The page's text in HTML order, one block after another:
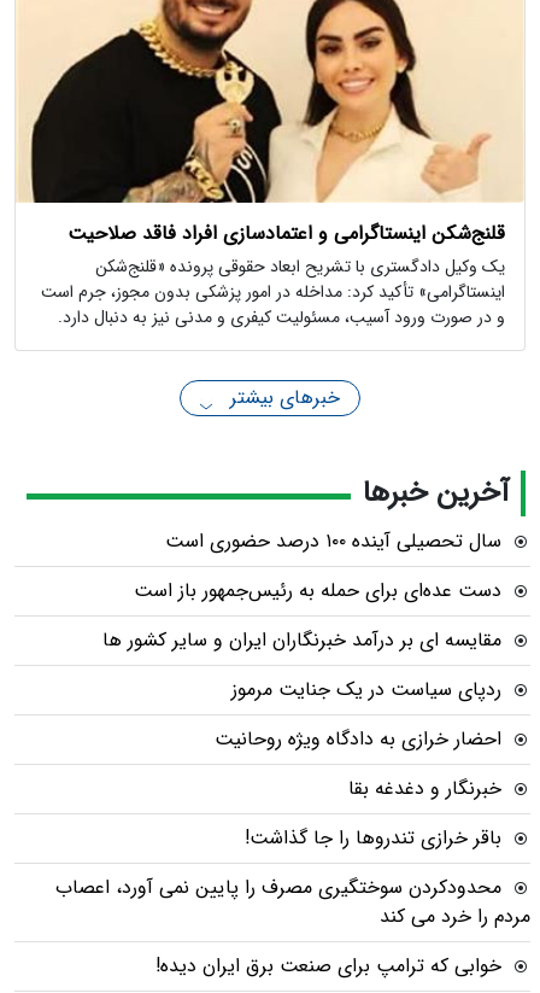
قلنج‌شکن اینستاگرامی و اعتمادسازی افراد فاقد صلاحیت
یک وکیل دادگستری با تشریح ابعاد حقوقی پرونده «قلنج‌شکن
اینستاگرامی» تأکید کرد: مداخله در امور پزشکی بدون مجوز، جرم است
و در صورت ورود آسیب، مسئولیت کیفری و مدنی نیز به دنبال دارد.
خبرهای بیشتر
آخرین خبرها
سال تحصیلی آینده ۱۰۰ درصد حضوری است
دست عده‌ای برای حمله به رئیس‌جمهور باز است
مقایسه ای بر درآمد خبرنگاران ایران و سایر کشور ها
ردپای سیاست در یک جنایت مرموز
احضار خرازی به دادگاه ویژه روحانیت
خبرنگار و دغدغه بقا
باقر خرازی تندروها را جا گذاشت!
محدودکردن سوختگیری مصرف را پایین نمی آورد، اعصاب
مردم را خرد می کند
خوابی که ترامپ برای صنعت برق ایران دیده!